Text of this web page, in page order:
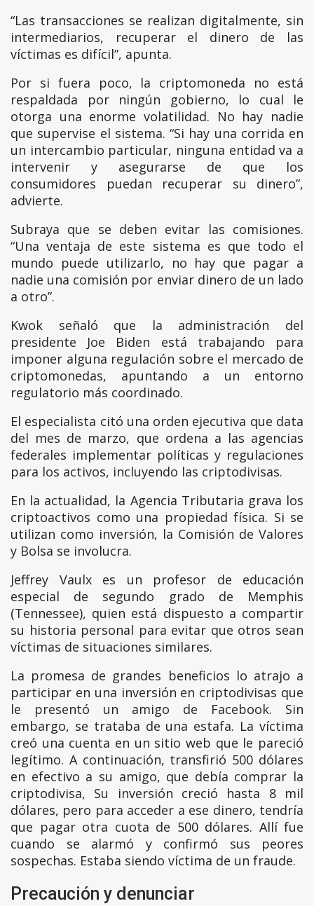
“Las transacciones se realizan digitalmente, sin
intermediarios, recuperar el dinero de las
víctimas es difícil”, apunta.
Por si fuera poco, la criptomoneda no está
respaldada por ningún gobierno, lo cual le
otorga una enorme volatilidad. No hay nadie
que supervise el sistema. “Si hay una corrida en
un intercambio particular, ninguna entidad va a
intervenir y asegurarse de que los
consumidores puedan recuperar su dinero”,
advierte.
Subraya que se deben evitar las comisiones.
“Una ventaja de este sistema es que todo el
mundo puede utilizarlo, no hay que pagar a
nadie una comisión por enviar dinero de un lado
a otro”.
Kwok señaló que la administración del
presidente Joe Biden está trabajando para
imponer alguna regulación sobre el mercado de
criptomonedas, apuntando a un entorno
regulatorio más coordinado.
El especialista citó una orden ejecutiva que data
del mes de marzo, que ordena a las agencias
federales implementar políticas y regulaciones
para los activos, incluyendo las criptodivisas.
En la actualidad, la Agencia Tributaria grava los
criptoactivos como una propiedad física. Si se
utilizan como inversión, la Comisión de Valores
y Bolsa se involucra.
Jeffrey Vaulx es un profesor de educación
especial de segundo grado de Memphis
(Tennessee), quien está dispuesto a compartir
su historia personal para evitar que otros sean
víctimas de situaciones similares.
La promesa de grandes beneficios lo atrajo a
participar en una inversión en criptodivisas que
le presentó un amigo de Facebook. Sin
embargo, se trataba de una estafa. La víctima
creó una cuenta en un sitio web que le pareció
legítimo. A continuación, transfirió 500 dólares
en efectivo a su amigo, que debía comprar la
criptodivisa, Su inversión creció hasta 8 mil
dólares, pero para acceder a ese dinero, tendría
que pagar otra cuota de 500 dólares. Allí fue
cuando se alarmó y confirmó sus peores
sospechas. Estaba siendo víctima de un fraude.
Precaución y denunciar